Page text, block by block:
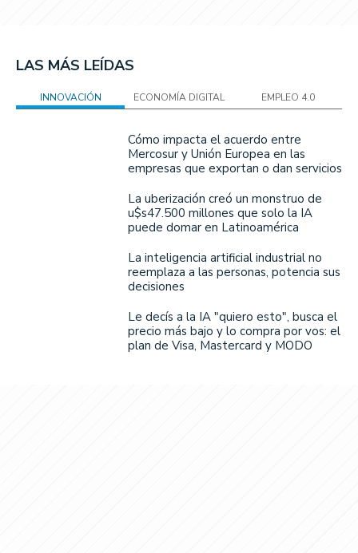
LAS MÁS LEÍDAS
INNOVACIÓN ECONOMÍA DIGITAL EMPLEO 4.0
Cómo impacta el acuerdo entre
Mercosur y Unión Europea en las
empresas que exportan o dan servicios
La uberización creó un monstruo de
u$s47.500 millones que solo la IA
puede domar en Latinoamérica
La inteligencia artificial industrial no
reemplaza a las personas, potencia sus
decisiones
Le decís a la IA "quiero esto", busca el
precio más bajo y lo compra por vos: el
plan de Visa, Mastercard y MODO